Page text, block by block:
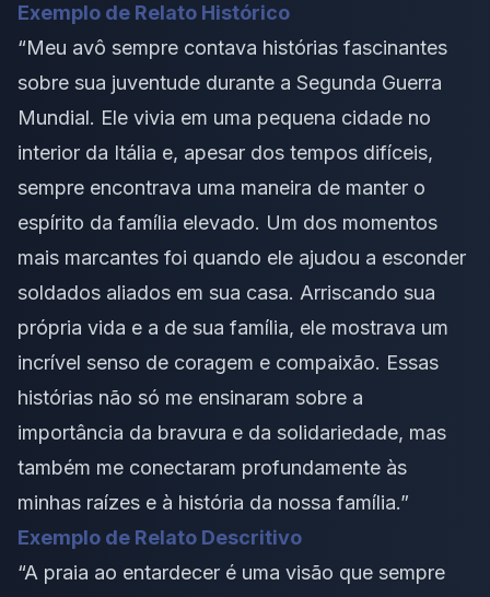
Exemplo de Relato Histórico
“Meu avô sempre contava histórias fascinantes
sobre sua juventude durante a Segunda Guerra
Mundial. Ele vivia em uma pequena cidade no
interior da Itália e, apesar dos tempos difíceis,
sempre encontrava uma maneira de manter o
espírito da família elevado. Um dos momentos
mais marcantes foi quando ele ajudou a esconder
soldados aliados em sua casa. Arriscando sua
própria vida e a de sua família, ele mostrava um
incrível senso de coragem e compaixão. Essas
histórias não só me ensinaram sobre a
importância da bravura e da solidariedade, mas
também me conectaram profundamente às
minhas raízes e à história da nossa família.”
Exemplo de Relato Descritivo
“A praia ao entardecer é uma visão que sempre